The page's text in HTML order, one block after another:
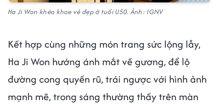
Ha Ji Won khéo khoe vẻ đẹp ở tuổi U50. Ảnh: IGNV
Kết hợp cùng những món trang sức lộng lẫy,
Ha Ji Won hướng ánh mắt về gương, để lộ
đường cong quyến rũ, trái ngược với hình ảnh
mạnh mẽ, trong sáng thường thấy trên màn